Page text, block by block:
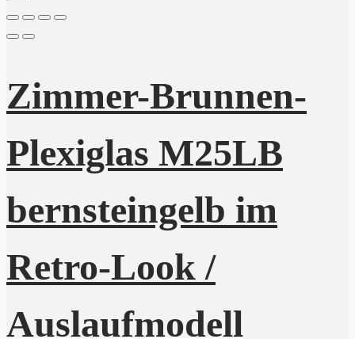
Zimmer-Brunnen-
Plexiglas M25LB
bernsteingelb im
Retro-Look /
Auslaufmodell